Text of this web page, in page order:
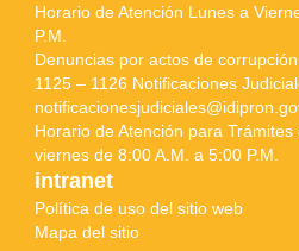
Horario de Atención Lunes a
P.M.
Denuncias por actos de
1125 – 1126 Notificaciones
Horario de Atención para
viernes de 8:00 A.M. a 5:00 P.M.
intranet
Política de uso del sitio web
Mapa del sitio